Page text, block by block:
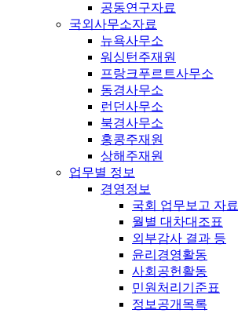
공동연구자료
국외사무소자료
뉴욕사무소
워싱턴주재원
프랑크푸르트사무소
동경사무소
런던사무소
북경사무소
홍콩주재원
상해주재원
업무별 정보
경영정보
국회 업무보고 자료
월별 대차대조표
외부감사 결과 등
윤리경영활동
사회공헌활동
민원처리기준표
정보공개목록